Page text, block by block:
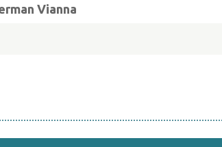
Vianna